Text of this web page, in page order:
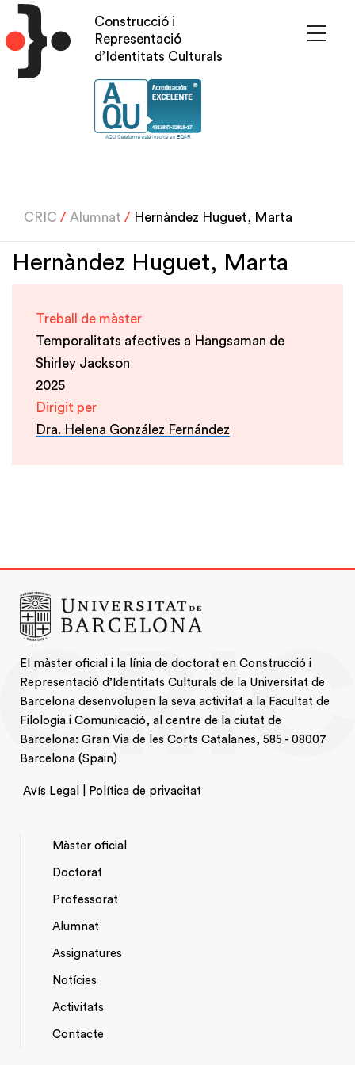
Vés
al
contingut
Construcció i
Representació
d’Identitats Culturals
CRIC / Alumnat / Hernàndez Huguet, Marta
Hernàndez Huguet, Marta
Treball de màster
Temporalitats afectives a Hangsaman de
Shirley Jackson
2025
Dirigit per
Dra. Helena González Fernández
El màster oficial i la línia de doctorat en Construcció i
Representació d’Identitats Culturals de la Universitat de
Barcelona desenvolupen la seva activitat a la Facultat de
Filologia i Comunicació, al centre de la ciutat de
Barcelona: Gran Via de les Corts Catalanes, 585 - 08007
Barcelona (Spain)
Avís Legal | Política de privacitat
PRINCIPAL
Màster oficial
Doctorat
Professorat
Alumnat
Assignatures
MENU
Notícies
Activitats
Contacte